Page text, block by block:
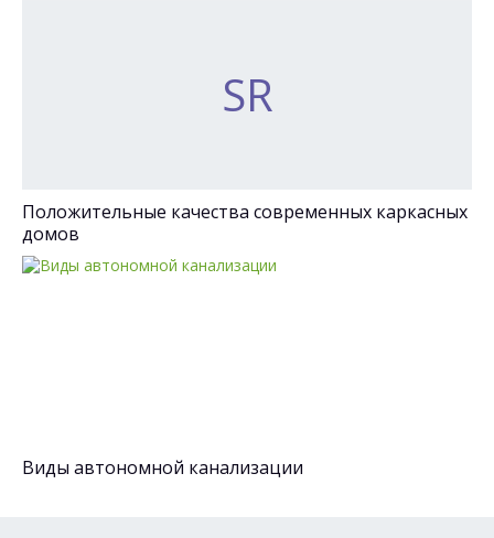
Положительные качества современных каркасных
домов
Виды автономной канализации